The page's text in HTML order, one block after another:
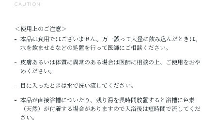
CAUTION
＜使用上のご注意＞
本品は食用ではございません。万一誤って大量に飲み込んだときは、
水を飲ませるなどの処置を行って医師にご相談ください。
皮膚あるいは体質に異常のある場合は医師に相談の上、ご使用をおや
めください。
目に入ったときは水で洗い流してください。
本品が直接浴槽についたり、残り湯を長時間放置すると浴槽に色素
（天然）が付着する場合がありますので入浴後は短時間で流してくだ
さい。